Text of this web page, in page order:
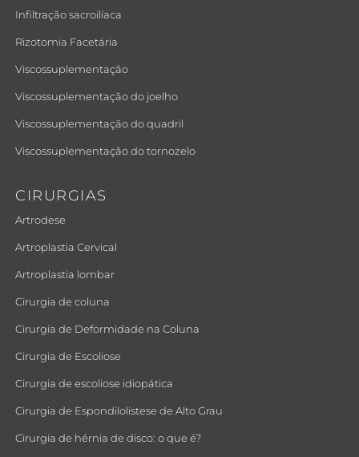
Infiltração sacroilíaca
Rizotomia Facetária
Viscossuplementação
Viscossuplementação do joelho
Viscossuplementação do quadril
Viscossuplementação do tornozelo
CIRURGIAS
Artrodese
Artroplastia Cervical
Artroplastia lombar
Cirurgia de coluna
Cirurgia de Deformidade na Coluna
Cirurgia de Escoliose
Cirurgia de escoliose idiopática
Cirurgia de Espondilolistese de Alto Grau
Cirurgia de hérnia de disco: o que é?